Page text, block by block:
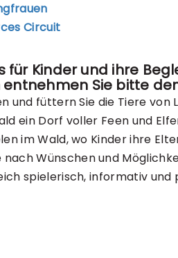
Circuit
Kinder und ihre
entnehmen Sie bitte
und füttern Sie die Tiere von
ein Dorf voller Feen und
im Wald, wo Kinder ihre
nach Wünschen und
spielerisch, informativ und